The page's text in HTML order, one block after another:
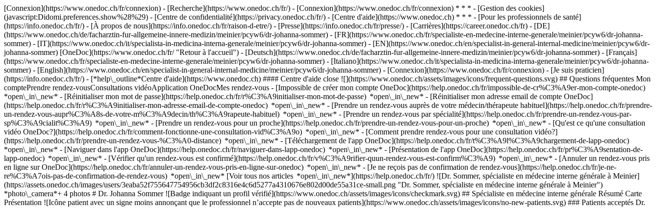
[Connexion](https://www.onedoc.ch/fr/connexion) - [Recherche](https://www.onedoc.ch/fr/) - [Connexion](https://www.onedoc.ch/fr/connexion) * * * - [Gestion des cookies]
(javascript:Didomi.preferences.show%28%29) - [Centre de confidentialité](https://privacy.onedoc.ch/fr/) - [Centre d'aide](https://www.onedoc.ch) * * * - [Pour les professionnels de santé]
(https://info.onedoc.ch/fr/) - [À propos de nous](https://info.onedoc.ch/fr/raison-d-etre/) - [Presse](https://info.onedoc.ch/fr/presse/) - [Carrières](https://career.onedoc.ch/fr) - [DE]
(https://www.onedoc.ch/de/facharztin-fur-allgemeine-innere-medizin/meinier/pcyw6/dr-johanna-sommer) - [FR](https://www.onedoc.ch/fr/specialiste-en-medecine-interne-generale/meinier/pcyw6/dr-johanna-
sommer) - [IT](https://www.onedoc.ch/it/specialista-in-medicina-interna-generale/meinier/pcyw6/dr-johanna-sommer) - [EN](https://www.onedoc.ch/en/specialist-in-general-internal-medicine/meinier/pcyw6/dr-
johanna-sommer) [OneDoc](https://www.onedoc.ch/fr/ "Retour à l'accueil") - [Deutsch](https://www.onedoc.ch/de/facharztin-fur-allgemeine-innere-medizin/meinier/pcyw6/dr-johanna-sommer) - [Français]
(https://www.onedoc.ch/fr/specialiste-en-medecine-interne-generale/meinier/pcyw6/dr-johanna-sommer) - [Italiano](https://www.onedoc.ch/it/specialista-in-medicina-interna-generale/meinier/pcyw6/dr-johanna-
sommer) - [English](https://www.onedoc.ch/en/specialist-in-general-internal-medicine/meinier/pcyw6/dr-johanna-sommer) - [Connexion](https://www.onedoc.ch/fr/connexion) - [Je suis praticien]
(https://info.onedoc.ch/fr/) - [*help\_outline*Centre d'aide](https://www.onedoc.ch) #### Centre d'aide close ![](https://www.onedoc.ch/assets/images/icons/frequent-questions.svg) ## Questions fréquentes Mon
comptePrendre rendez-vousConsultations vidéoApplication OneDocMes rendez-vous - [Impossible de créer mon compte OneDoc](https://help.onedoc.ch/fr/impossible-de-cr%C3%A9er-mon-compte-onedoc)
*open\_in\_new* - [Réinitialiser mon mot de passe](https://help.onedoc.ch/fr/r%C3%A9initialiser-mon-mot-de-passe) *open\_in\_new* - [Réinitialiser mon adresse email de compte OneDoc]
(https://help.onedoc.ch/fr/r%C3%A9initialiser-mon-adresse-email-de-compte-onedoc) *open\_in\_new* - [Prendre un rendez-vous auprès de votre médecin/thérapeute habituel](https://help.onedoc.ch/fr/prendre-
un-rendez-vous-aupr%C3%A8s-de-votre-m%C3%A9decin/th%C3%A9rapeute-habituel) *open\_in\_new* - [Prendre un rendez-vous par spécialité](https://help.onedoc.ch/fr/prendre-un-rendez-vous-par-
sp%C3%A9cialit%C3%A9) *open\_in\_new* - [Prendre un rendez-vous pour un proche](https://help.onedoc.ch/fr/prendre-un-rendez-vous-pour-un-proche) *open\_in\_new* - [Qu'est ce qu'une consultation
vidéo OneDoc?](https://help.onedoc.ch/fr/comment-fonctionne-une-consultation-vid%C3%A9o) *open\_in\_new* - [Comment prendre rendez-vous pour une consultation vidéo?]
(https://help.onedoc.ch/fr/prendre-un-rendez-vous-%C3%A0-distance) *open\_in\_new* - [Téléchargement de l'app OneDoc](https://help.onedoc.ch/fr/t%C3%A9l%C3%A9chargement-de-lapp-onedoc)
*open\_in\_new* - [Naviguer dans l'app OneDoc](https://help.onedoc.ch/fr/naviguer-dans-lapp-onedoc) *open\_in\_new* - [Présentation de l'app OneDoc](https://help.onedoc.ch/fr/pr%C3%A9sentation-de-
lapp-onedoc) *open\_in\_new* - [Vérifier qu'un rendez-vous est confirmé](https://help.onedoc.ch/fr/v%C3%A9rifier-quun-rendez-vous-est-confirm%C3%A9) *open\_in\_new* - [Annuler un rendez-vous pris
en ligne sur OneDoc](https://help.onedoc.ch/fr/annuler-un-rendez-vous-pris-en-ligne-sur-onedoc) *open\_in\_new* - [Je ne reçois pas de confirmation de rendez-vous](https://help.onedoc.ch/fr/je-ne-
re%C3%A7ois-pas-de-confirmation-de-rendez-vous) *open\_in\_new* [Voir tous nos articles *open\_in\_new*](https://help.onedoc.ch/fr/) ![Dr. Sommer, spécialiste en médecine interne générale à Meinier]
(https://assets.onedoc.ch/images/users/3eaba52f755647754956cb3df2c8316e4c6d5277a4310676e802d00de55a31ce-small.png "Dr. Sommer, spécialiste en médecine interne générale à Meinier")
*photo\_camera*+ 4 photos # Dr. Johanna Sommer ![Badge indiquant un profil vérifié](https://www.onedoc.ch/assets/images/icons/checkmark.svg) ## Spécialiste en médecine interne générale Résumé Carte
Présentation ![Icône patient avec un signe moins annonçant que le professionnel n’accepte pas de nouveaux patients](https://www.onedoc.ch/assets/images/icons/no-new-patients.svg) ### Patients acceptés Dr.